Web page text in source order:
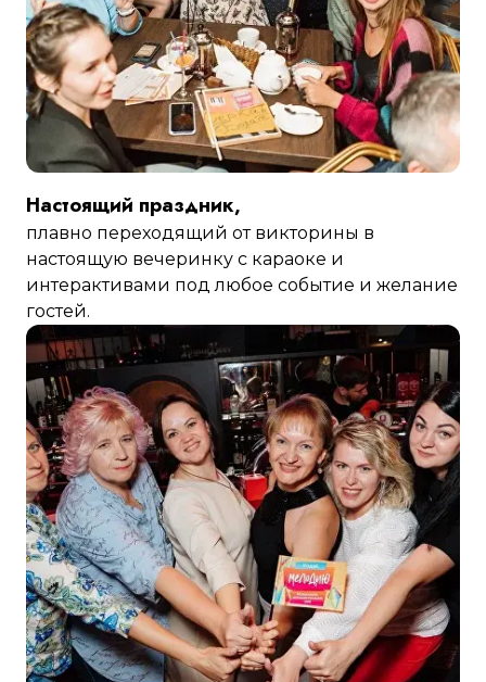
Настоящий праздник,
плавно переходящий от викторины в
настоящую вечеринку с караоке и
интерактивами под любое событие и желание
гостей.